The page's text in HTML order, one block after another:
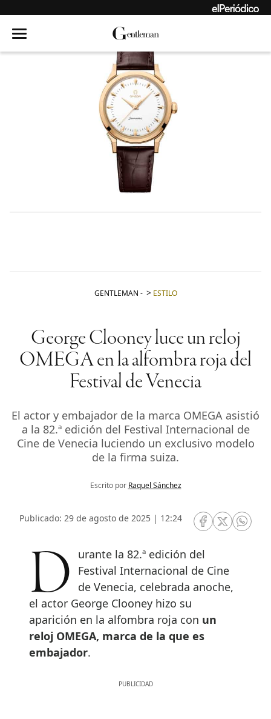
GENTLEMAN - ESTILO
George Clooney luce un reloj
OMEGA en la alfombra roja del
Festival de Venecia
El actor y embajador de la marca OMEGA asistió
a la 82.ª edición del Festival Internacional de
Cine de Venecia luciendo un exclusivo modelo
de la firma suiza.
Escrito por Raquel Sánchez
Publicado: 29 de agosto de 2025 | 12:24
RRSS Facebook
RRSSRRSS
Durante la 82.ª edición del
Festival Internacional de Cine
de Venecia, celebrada anoche,
el actor George Clooney hizo su
aparición en la alfombra roja con un
reloj OMEGA, marca de la que es
embajador.